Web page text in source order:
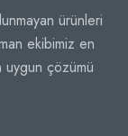
ürünleri
ekibimiz en
çözümü